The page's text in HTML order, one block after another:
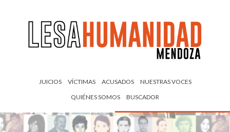
JUICIOS VÍCTIMAS ACUSADOS
NUESTRAS VOCES
QUIÉNES SOMOS
BUSCADOR